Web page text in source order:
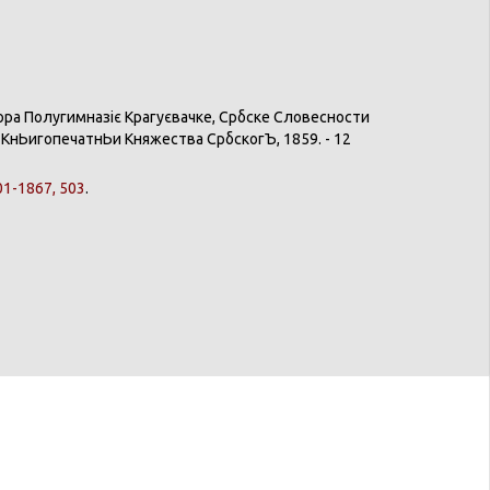
ПолугимназієКрагуєвачке, Србске Словесности
КнЬигопечатнЬи Княжества СрбскогЪ, 1859. - 12
1867, 503.